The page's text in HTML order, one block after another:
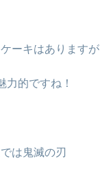
ーキはありますが
力的ですね！
は鬼滅の刃